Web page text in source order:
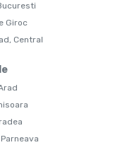
Giroc
Central